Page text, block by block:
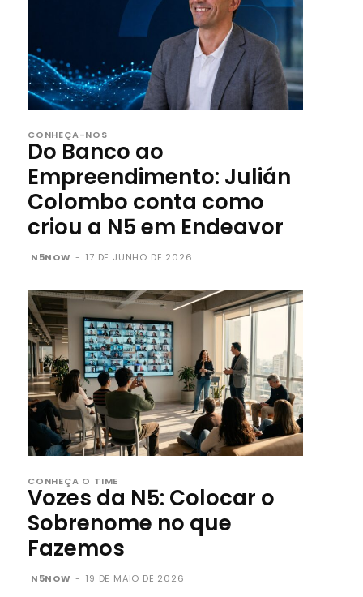
CONHEÇA-NOS
Do Banco ao
Empreendimento: Julián
Colombo conta como
criou a N5 em Endeavor
N5NOW - 17 DE JUNHO DE 2026
CONHEÇA O TIME
Vozes da N5: Colocar o
Sobrenome no que
Fazemos
N5NOW - 19 DE MAIO DE 2026